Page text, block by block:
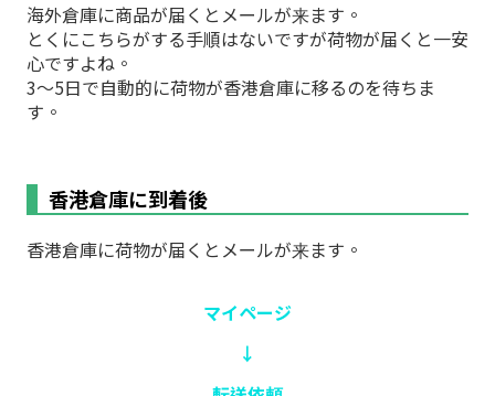
海外倉庫に商品が届くとメールが来ます。
とくにこちらがする手順はないですが荷物が届くと一安
心ですよね。
3〜5日で自動的に荷物が香港倉庫に移るのを待ちま
す。
香港倉庫に到着後
香港倉庫に荷物が届くとメールが来ます。
マイページ
↓